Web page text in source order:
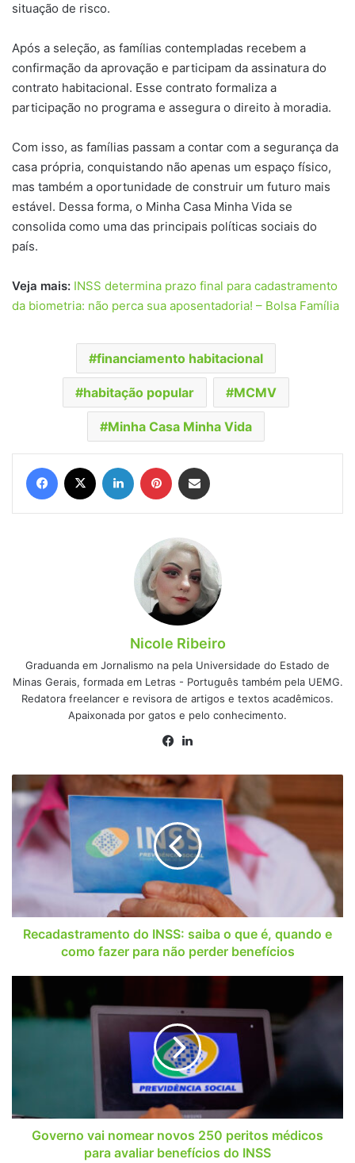
situação de risco.
Após a seleção, as famílias contempladas recebem a
confirmação da aprovação e participam da assinatura do
contrato habitacional. Esse contrato formaliza a
participação no programa e assegura o direito à moradia.
Com isso, as famílias passam a contar com a segurança da
casa própria, conquistando não apenas um espaço físico,
mas também a oportunidade de construir um futuro mais
estável. Dessa forma, o Minha Casa Minha Vida se
consolida como uma das principais políticas sociais do
país.
Veja mais: INSS determina prazo final para cadastramento
da biometria: não perca sua aposentadoria! – Bolsa Família
financiamento habitacional
habitação popular MCMV
Minha Casa Minha Vida
Facebook Linkedin Pinterest
Nicole Ribeiro
Graduanda em Jornalismo na pela Universidade do Estado de
Minas Gerais, formada em Letras - Português também pela UEMG.
Redatora freelancer e revisora de artigos e textos acadêmicos.
Apaixonada por gatos e pelo conhecimento.
Facebook
Recadastramento
do
INSS:
saiba
o
quando
e
como
benefícios
Recadastramento do INSS: saiba o que é, quando e
como fazer para não perder benefícios
nomear
para
avaliar
benefícios
Governo vai nomear novos 250 peritos médicos
para avaliar benefícios do INSS